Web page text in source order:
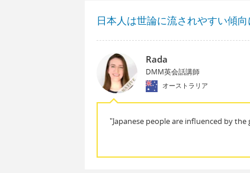
日本人は世論に流されやすい傾
Rada
DMM英会話講師
オーストラリア
"Japanese people are influenced by